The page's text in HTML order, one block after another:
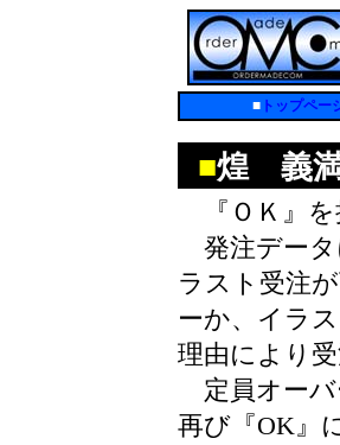
■トップペー
■煌 義満
『ＯＫ』を
発注データ
ラスト受注
ーか、イラ
理由により
定員オーバ
再び『OK』